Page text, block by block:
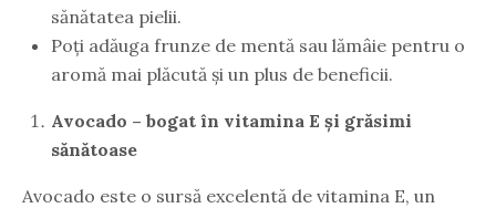
sănătatea pielii.
Poți adăuga frunze de mentă sau lămâie pentru o
aromă mai plăcută și un plus de beneficii.
Avocado – bogat în vitamina E și grăsimi
sănătoase
Avocado este o sursă excelentă de vitamina E, un